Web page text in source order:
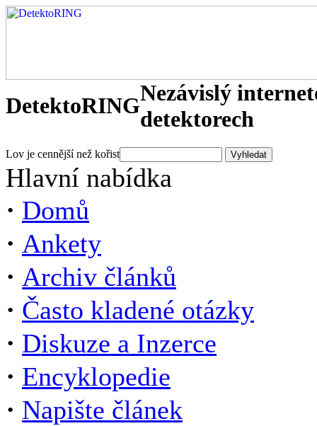
DetektoRINGNezávislý
detektorech
Lov je cennější než kořist
Hlavní nabídka
· Domů
· Ankety
· Archiv článků
· Často kladené otázky
· Diskuze a Inzerce
· Encyklopedie
· Napište článek